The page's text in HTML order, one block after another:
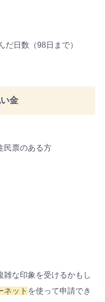
だ日数（98日まで）
金
民票のある方
雑な印象を受けるかもし
ネット を使って申請でき